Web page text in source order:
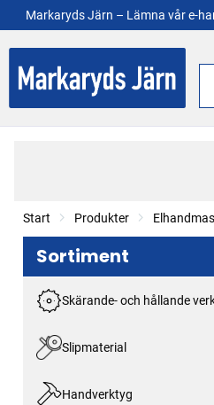
Markaryds Järn – Lämna vår e-
Start Produkter
Sortiment
Skärande- och hållande
Slipmaterial
Handverktyg